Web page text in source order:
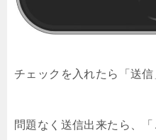
チェックを入れたら「送信
問題なく送信出来たら、